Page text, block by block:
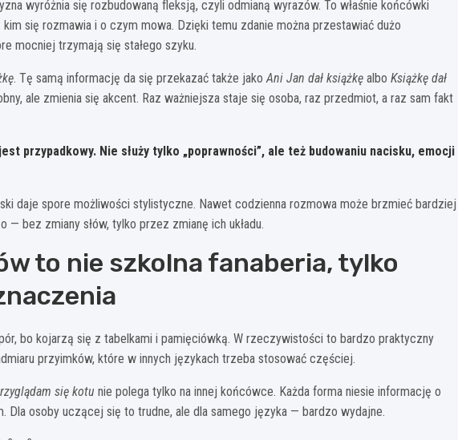
wyróżnia się rozbudowaną fleksją, czyli odmianą wyrazów. To właśnie końcówki
się rozmawia i o czym mowa. Dzięki temu zdanie można przestawiać dużo
mocniej trzymają się stałego szyku.
. Tę samą informację da się przekazać także jakoAni Jan dał książkę albo Książkę dał
ale zmienia się akcent. Raz ważniejsza staje się osoba, raz przedmiot, a raz sam fakt
przypadkowy. Nie służy tylko „poprawności”, ale też budowaniu nacisku, emocji
daje spore możliwości stylistyczne. Nawet codzienna rozmowa może brzmieć bardziej
bez zmiany słów, tylko przez zmianę ich układu.
to nie szkolna fanaberia, tylko
bo kojarzą się z tabelkami i pamięciówką. W rzeczywistości to bardzo praktyczny
przyimków, które w innych językach trzeba stosować częściej.
się kotu nie polega tylko na innej końcówce. Każda forma niesie informację o
Dla osoby uczącej się to trudne, ale dla samego języka — bardzo wydajne.